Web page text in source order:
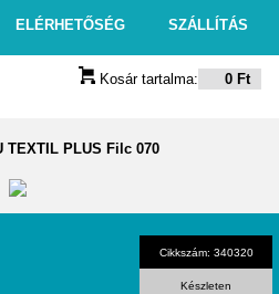
ELÉRHETŐSÉG SZÁLLÍTÁS
Kosár tartalma: 0 Ft
TEXTIL PLUS Filc 070
Cikkszám: 340320
Készleten